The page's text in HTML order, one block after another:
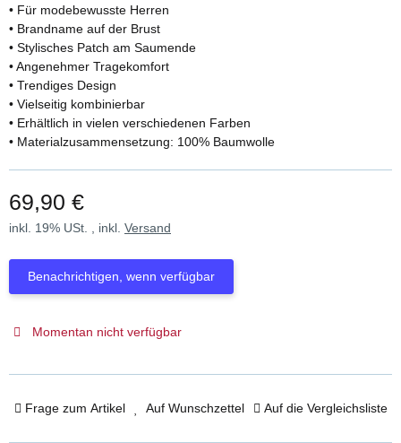
• Für modebewusste Herren
• Brandname auf der Brust
• Stylisches Patch am Saumende
• Angenehmer Tragekomfort
• Trendiges Design
• Vielseitig kombinierbar
• Erhältlich in vielen verschiedenen Farben
• Materialzusammensetzung: 100% Baumwolle
69,90 €
inkl. 19% USt. , inkl. Versand
Benachrichtigen, wenn verfügbar
Momentan nicht verfügbar
Frage zum Artikel Auf Wunschzettel Auf die Vergleichsliste